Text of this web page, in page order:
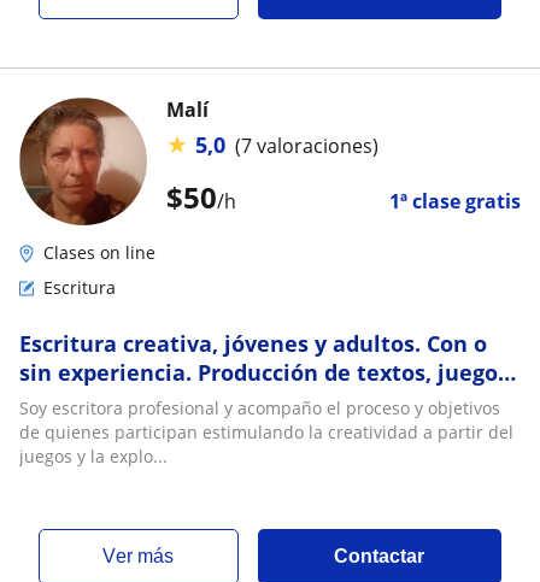
$50/h 1ª clase gratis
Malí
★ 5,0 (7 valoraciones)
Clases on line
Escritura
Escritura creativa, jóvenes y adultos. Con o
sin experiencia. Producción de textos, juegos
con el lenguaje, recursos narrativos
Soy escritora profesional y acompaño el proceso y objetivos
de quienes participan estimulando la creatividad a partir del
juegos y la explo...
ver más Contactar